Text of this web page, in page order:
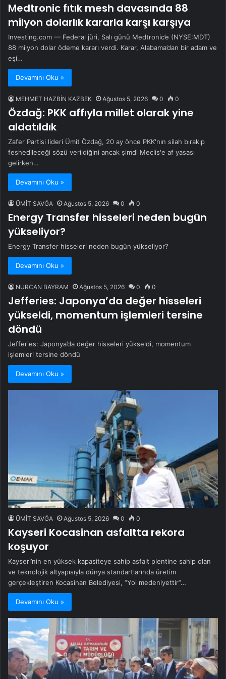
Medtronic fıtık mesh davasında 88
milyon dolarlık kararla karşı karşıya
Investing.com — Federal jüri, Salı günü Medtronic’e (NYSE:MDT)
88 milyon dolar ödeme kararı verdi. Karar, Alabama’dan bir adam ve
eşi…
Devamını Oku »
MEHMET HAZBİN KAZBEK Ağustos 5, 2026 0 0
Özdağ: PKK affıyla millet olarak yine
aldatıldık
Zafer Partisi lideri Ümit Özdağ, 20 ay önce PKK'nın silah bırakıp
feshedileceği sözü verildiğini ancak şimdi Meclis'e af yasası
gelirken…
Devamını Oku »
ÜMİT SAVĞA Ağustos 5, 2026 0 0
Energy Transfer hisseleri neden bugün
yükseliyor?
Energy Transfer hisseleri neden bugün yükseliyor?
Devamını Oku »
NURCAN BAYRAM Ağustos 5, 2026 0 0
Jefferies: Japonya’da değer hisseleri
yükseldi, momentum işlemleri tersine
döndü
Jefferies: Japonya’da değer hisseleri yükseldi, momentum
işlemleri tersine döndü
Devamını Oku »
ÜMİT SAVĞA Ağustos 5, 2026 0 0
Kayseri Kocasinan asfaltta rekora
koşuyor
Kayseri’nin en yüksek kapasiteye sahip asfalt plentine sahip olan
ve teknolojik altyapısıyla dünya standartlarında üretim
gerçekleştiren Kocasinan Belediyesi, “Yol medeniyettir”…
Devamını Oku »